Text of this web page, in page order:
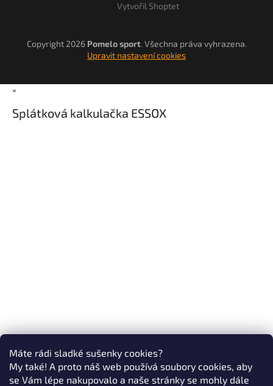
Máte rádi sladké sušenky cookies?
My také! A proto náš web používá soubory cookies, aby
se Vám lépe nakupovalo a naše stránky se mohly dále
Vytvořil Shoptet
Copyright 2026 Pomelo sport. Všechna práva vyhrazena.
Upravit nastavení cookies
×
Splátková kalkulačka ESSOX